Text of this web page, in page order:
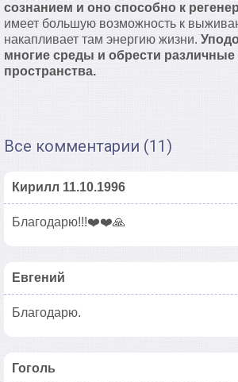
сознанием и оно способно к
имеет большую возможность к
накапливает там энергию жизни.
многие среды и обрести
пространства.
Все комментарии (11)
Кирилл 11.10.1996
Благодарю!!!❤️❤️🙏
Евгений
Благодарю.
Гоголь